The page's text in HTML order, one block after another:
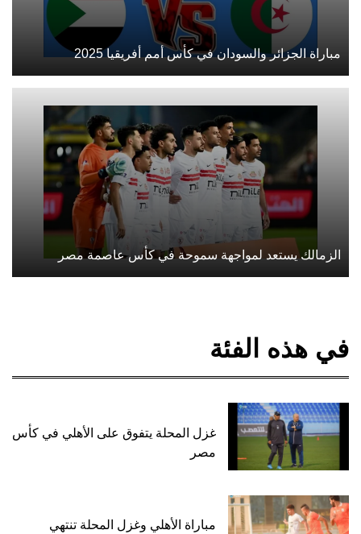
مباراة الجزائر والسودان في كأس أمم أفريقيا 2025
الزمالك يستعد لمواجهة سموحة في كأس عاصمة مصر
في هذه الفئة
غزل المحلة يتفوق على الأهلي في كأس
مصر
مباراة الأهلي وغزل المحلة تنتهي